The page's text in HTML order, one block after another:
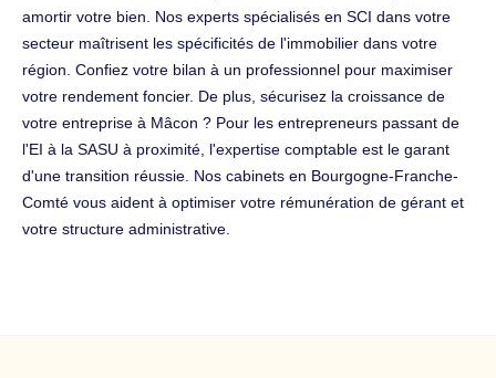
amortir votre bien. Nos experts spécialisés en SCI dans votre
secteur maîtrisent les spécificités de l'immobilier dans votre
région. Confiez votre bilan à un professionnel pour maximiser
votre rendement foncier. De plus, sécurisez la croissance de
votre entreprise à Mâcon ? Pour les entrepreneurs passant de
l'EI à la SASU à proximité, l'expertise comptable est le garant
d'une transition réussie. Nos cabinets en Bourgogne-Franche-
Comté vous aident à optimiser votre rémunération de gérant et
votre structure administrative.